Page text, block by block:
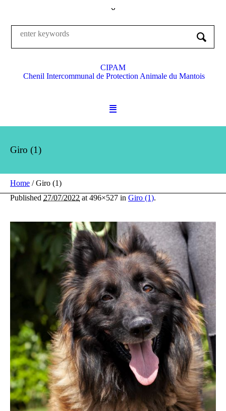
CIPAM
Chenil Intercommunal de Protection Animale du Mantois
Giro (1)
Home /Giro (1)
Published 27/07/2022 at 496×527 in Giro (1).